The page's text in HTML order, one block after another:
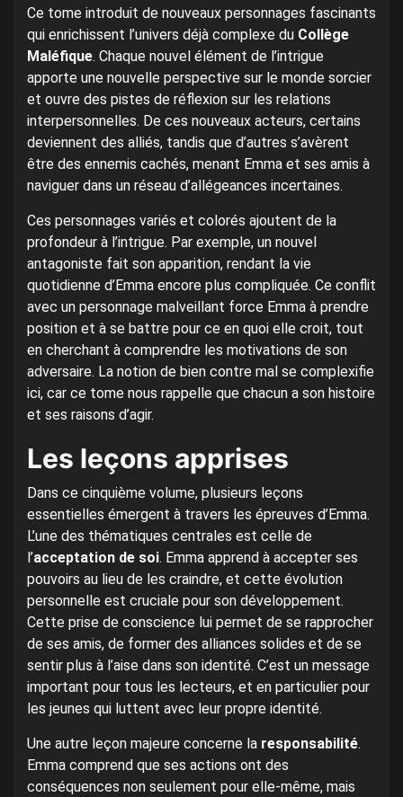
Ce tome introduit de nouveaux personnages fascinants
qui enrichissent l’univers déjà complexe du Collège
Maléfique. Chaque nouvel élément de l’intrigue
apporte une nouvelle perspective sur le monde sorcier
et ouvre des pistes de réflexion sur les relations
interpersonnelles. De ces nouveaux acteurs, certains
deviennent des alliés, tandis que d’autres s’avèrent
être des ennemis cachés, menant Emma et ses amis à
naviguer dans un réseau d’allégeances incertaines.
Ces personnages variés et colorés ajoutent de la
profondeur à l’intrigue. Par exemple, un nouvel
antagoniste fait son apparition, rendant la vie
quotidienne d’Emma encore plus compliquée. Ce conflit
avec un personnage malveillant force Emma à prendre
position et à se battre pour ce en quoi elle croit, tout
en cherchant à comprendre les motivations de son
adversaire. La notion de bien contre mal se complexifie
ici, car ce tome nous rappelle que chacun a son histoire
et ses raisons d’agir.
Les leçons apprises
Dans ce cinquième volume, plusieurs leçons
essentielles émergent à travers les épreuves d’Emma.
L’une des thématiques centrales est celle de
l’acceptation de soi. Emma apprend à accepter ses
pouvoirs au lieu de les craindre, et cette évolution
personnelle est cruciale pour son développement.
Cette prise de conscience lui permet de se rapprocher
de ses amis, de former des alliances solides et de se
sentir plus à l’aise dans son identité. C’est un message
important pour tous les lecteurs, et en particulier pour
les jeunes qui luttent avec leur propre identité.
Une autre leçon majeure concerne la responsabilité.
Emma comprend que ses actions ont des
conséquences non seulement pour elle-même, mais